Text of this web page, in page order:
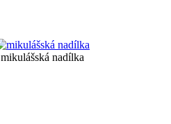
mikulášská nadílka